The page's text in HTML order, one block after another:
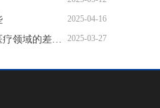
2025-04-16
2025-03-27
塑胶模具开模行业应用指南：汽车、电子、医疗领域的差异化流程